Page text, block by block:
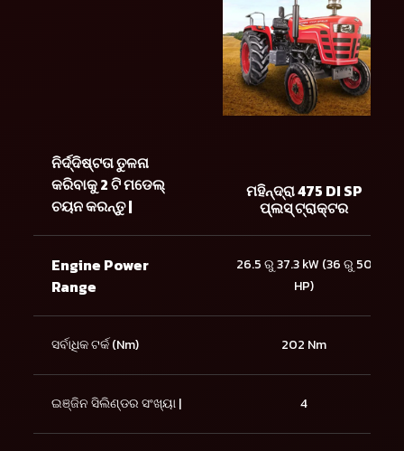
ନିର୍ଦ୍ଦିଷ୍ଟତା ତୁଳନା
କରିବାକୁ 2 ଟି ମଡେଲ୍
ଚୟନ କରନ୍ତୁ |
ମହିନ୍ଦ୍ରା 475 DI SP
ପ୍ଲସ୍ ଟ୍ରାକ୍ଟର
Engine Power
Range
26.5 ରୁ 37.3 kW (36 ରୁ 50
HP)
ସର୍ବାଧିକ ଟର୍କ (Nm) 202 Nm
ଇଞ୍ଜିନ ସିଲିଣ୍ଡର ସଂଖ୍ୟା | 4